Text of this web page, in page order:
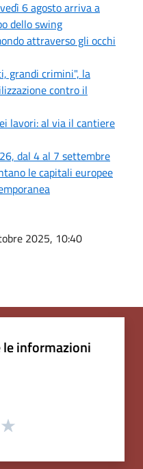
6 agosto arriva a
dello swing
attraverso gli occhi
grandi crimini", la
contro il
lavori: al via il cantiere
dal 4 al 7 settembre
le capitali europee
2025, 10:40
le informazioni